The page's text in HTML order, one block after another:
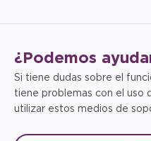
¿Podemos
Si tiene dudas sobre el
tiene problemas con el uso
utilizar estos medios de